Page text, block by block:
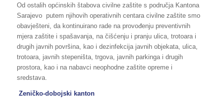
Od ostalih općinskih štabova civilne zaštite s područja Kantona
Sarajevo putem njihovih operativnih centara civilne zaštite smo
obavješteni, da kontinuirano rade na provođenju preventivnih
mjera zaštite i spašavanja, na čišćenju i pranju ulica, trotoara i
drugih javnih površina, kao i dezinfekcija javnih objekata, ulica,
trotoara, javnih stepeništa, trgova, javnih parkinga i drugih
prostora, kao i na nabavci neophodne zaštite opreme i
sredstava.
Zeničko-dobojski kanton